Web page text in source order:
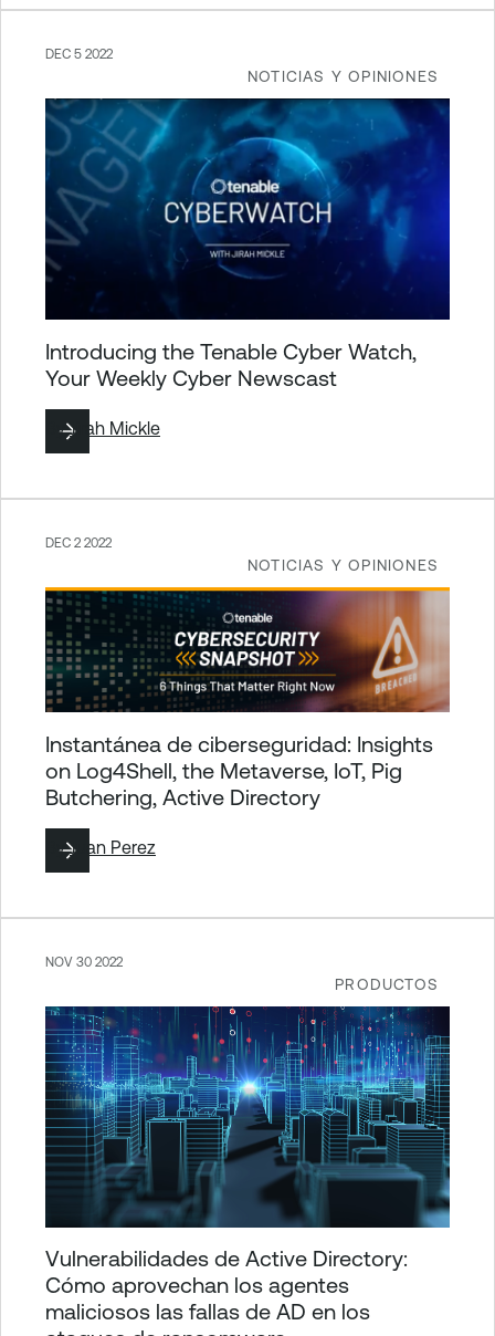
NOTICIAS Y OPINIONES
DEC 5 2022
Introducing the Tenable Cyber Watch,
Your Weekly Cyber Newscast
ByJirah Mickle
NOTICIAS Y OPINIONES
DEC 2 2022
Instantánea de ciberseguridad: Insights
on Log4Shell, the Metaverse, IoT, Pig
Butchering, Active Directory
ByJuan Perez
PRODUCTOS
NOV 30 2022
Vulnerabilidades de Active Directory:
Cómo aprovechan los agentes
maliciosos las fallas de AD en los